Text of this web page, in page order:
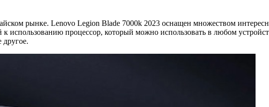
рынке. Lenovo Legion Blade 7000k 2023 оснащен множеством
использованию процессор, который можно использовать в любом